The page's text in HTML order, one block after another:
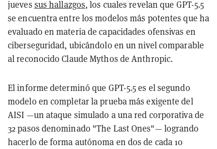
jueves sus hallazgos, los cuales revelan que GPT-5.5
se encuentra entre los modelos más potentes que ha
evaluado en materia de capacidades ofensivas en
ciberseguridad, ubicándolo en un nivel comparable
al reconocido Claude Mythos de Anthropic.
El informe determinó que GPT-5.5 es el segundo
modelo en completar la prueba más exigente del
AISI —un ataque simulado a una red corporativa de
32 pasos denominado "The Last Ones"— logrando
hacerlo de forma autónoma en dos de cada 10